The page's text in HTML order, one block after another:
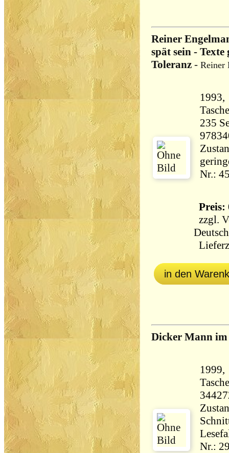
Reiner
spät sein -
Toleranz - Reiner
235 Seiten
Nr.:
Preis:
zzgl.
in den
Dicker Mann
Nr.: